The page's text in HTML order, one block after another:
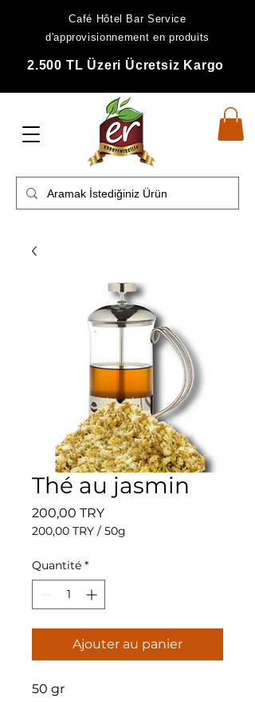
Café Hôtel Bar Service
d'approvisionnement en produits
2.500 TL Üzeri Ücretsiz Kargo
Thé au jasmin
200,00 TRYPrix
200,00 TRY / 50g
pour
50
Grammes
Quantité *
Ajouter au panier
50 gr